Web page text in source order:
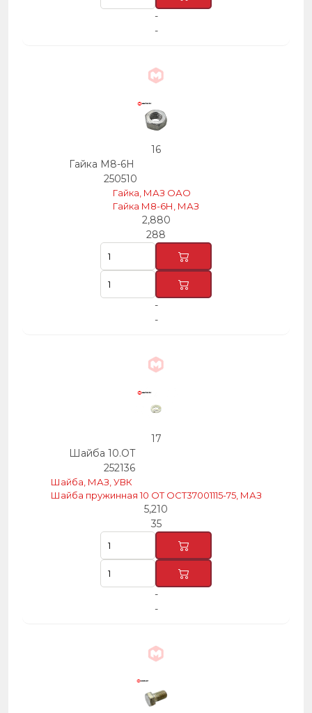
-
-
16
Гайка М8-6Н
250510
Гайка, МАЗ ОАО
Гайка М8-6Н, МАЗ
2,880
288
-
-
17
Шайба 10.ОТ
252136
Шайба, МАЗ, УВК
Шайба пружинная 10 ОТ ОСТ37001115-75, МАЗ
5,210
35
-
-